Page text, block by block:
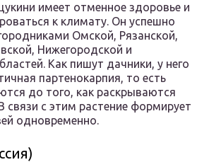
имеет отменное здоровье и
к климату. Он успешно
Омской, Рязанской,
Нижегородской и
Как пишут дачники, у него
партенокарпия, то есть
до того, как раскрываются
связи с этим растение формирует
одновременно.